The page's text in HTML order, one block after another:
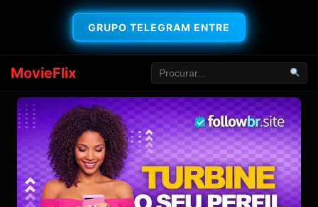
GRUPO TELEGRAM ENTRE
MovieFlix